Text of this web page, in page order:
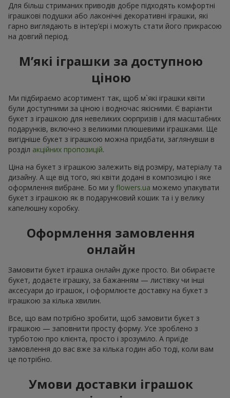
Для більш стриманих приводів добре підходять комфортні
іграшкові подушки або лаконічні декоративні іграшки, які
гарно виглядають в інтер’єрі і можуть стати його прикрасою
на довгий період.
М’які іграшки за доступною
ціною
Ми підбираємо асортимент так, щоб м`які іграшки квіти
були доступними за ціною і водночас якісними. Є варіанти
букет з іграшкою для невеликих сюрпризів і для масштабних
подарунків, включно з великими плюшевими іграшками. Ще
вигідніше букет з іграшкою можна придбати, заглянувши в
розділ акційних пропозицій.
Ціна на букет з іграшкою залежить від розміру, матеріалу та
дизайну. А ще від того, які квіти додані в композицію і яке
оформлення вибране. Бо ми у flowers.ua можемо упакувати
букет з іграшкою як в подарунковий кошик та і у велику
капелюшну коробку.
Оформлення замовлення
онлайн
Замовити букет іграшка онлайн дуже просто. Ви обираєте
букет, додаєте іграшку, за бажанням — листівку чи інші
аксесуари до іграшок, і оформлюєте доставку на букет з
іграшкою за кілька хвилин.
Все, що вам потрібно зробити, щоб замовити букет з
іграшкою — заповнити просту форму. Усе зроблено з
турботою про клієнта, просто і зрозуміло. А приїде
замовлення до вас вже за кілька годин або тоді, коли вам
це потрібно.
Умови доставки іграшок